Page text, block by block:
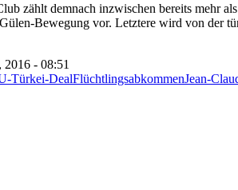
zählt demnach inzwischen bereits mehr
Bewegung vor. Letztere wird von der
- 08:51
Türkei-DealFlüchtlingsabkommenJean-